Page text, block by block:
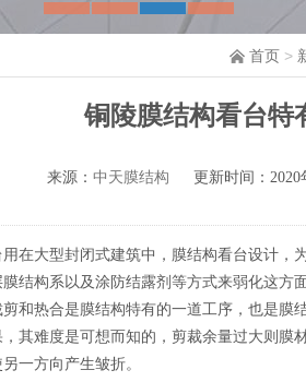
首页>
铜陵膜结构看台特
来源： 中天膜结构 更新时间：2020
用在大型封闭式建筑中，膜结构看台设计，
结构系以及涂防结露剂等方式来弱化这方
剪和热合是膜结构特有的一道工序，也是
其难度是可想而知的，剪裁余量过大则膜
一方向产生皱折。